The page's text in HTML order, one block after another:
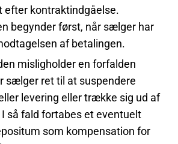
efter kontraktindgåelse.
begynder først, når sælger har
af betalingen.
misligholder en forfalden
sælger ret til at suspendere
levering eller trække sig ud af
så fald fortabes et eventuelt
som kompensation for